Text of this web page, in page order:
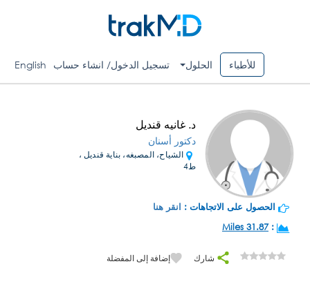
للأطباء الحلول تسجيل الدخول/ انشاء حساب English
د. غانيه قنديل
دكتور أسنان
الشياح، المصبغه، بناية قنديل ،
ط4
الحصول على الاتجاهات : انقر هنا
:
31.87 Miles
شارك إضافة إلى المفضلة